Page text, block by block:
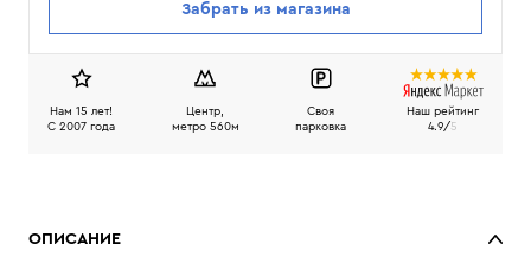
Забрать из магазина
Нам 15 лет!
C 2007 года
Центр,
метро 560м
Своя
парковка
Наш рейтинг
4.9/5
ОПИСАНИЕ